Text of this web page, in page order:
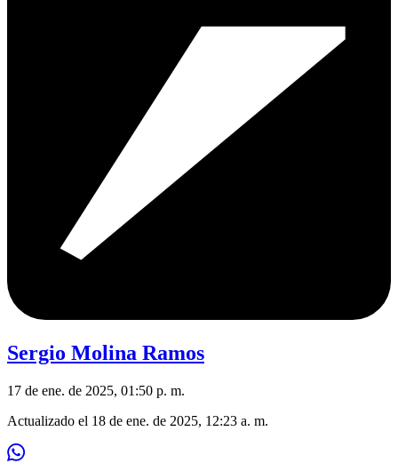
Sergio Molina Ramos
17 de ene. de 2025, 01:50 p. m.
Actualizado el 18 de ene. de 2025, 12:23 a. m.